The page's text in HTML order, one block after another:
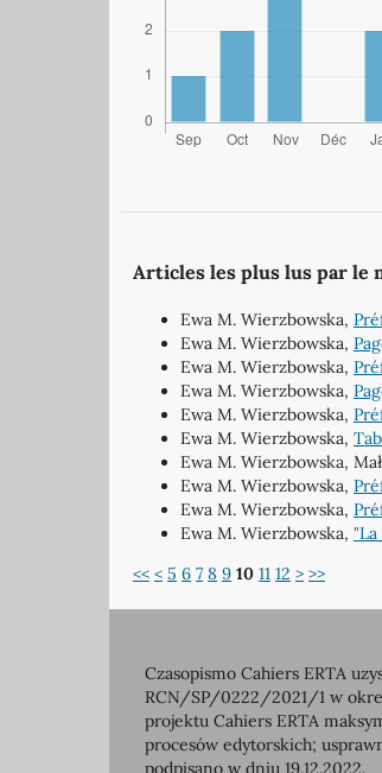
Articles les plus lus par le
Ewa M. Wierzbowska,
Ewa M. Wierzbowska,
Ewa M. Wierzbowska,
Ewa M. Wierzbowska,
Ewa M. Wierzbowska,
Ewa M. Wierzbowska,
Ewa M. Wierzbowska,
Ewa M. Wierzbowska,
Ewa M. Wierzbowska,
Ewa M. Wierzbowska,
<< < 5 6 7 8 9 10 11 12 > >>
Czasopismo Cahiers ERTA
RCN/SP/0222/2021/1 w
projektu Cahiers ERTA
procesów edytorskich;
podpisano w dniu 19.12.2022.